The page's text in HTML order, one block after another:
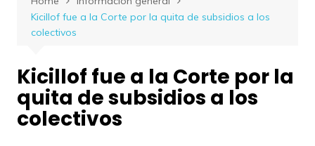
Kicillof fue a la Corte por la quita de subsidios a los
colectivos
Kicillof fue a la Corte por la
quita de subsidios a los
colectivos